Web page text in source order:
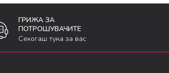
ГРИЖА ЗА
ПОТРОШУВАЧИТЕ
Секогаш тука за вас